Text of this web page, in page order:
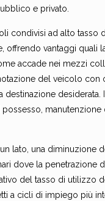
e privato.
condivisi ad alto tasso
offrendo vantaggi quali
accade nei mezzi
del veicolo
desiderata.
manutenzione
lato, una diminuzione
dove la penetrazione
del tasso di utilizzo
a cicli di impiego più